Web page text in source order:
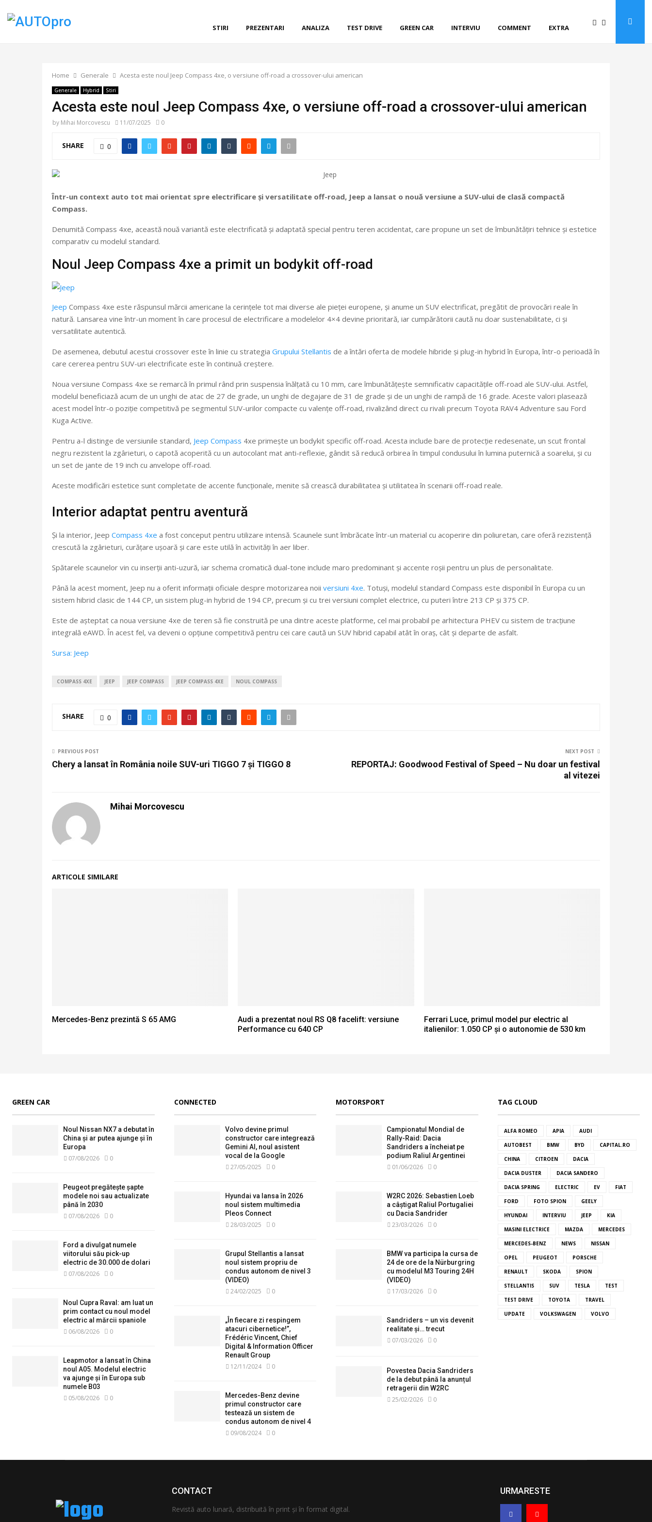
STIRI PREZENTARI ANALIZA TEST DRIVE GREEN CAR INTERVIU COMMENT EXTRA
Home Generale Acesta este noul Jeep Compass 4xe, o versiune off-road a crossover-ului american
Generale Hybrid Stiri
Acesta este noul Jeep Compass 4xe, o versiune off-road a crossover-ului american
by Mihai Morcovescu 11/07/2025 0
SHARE 0
Într-un context auto tot mai orientat spre electrificare și versatilitate off-road, Jeep a lansat o nouă versiune a SUV-ului de clasă compactă
Compass.
Denumită Compass 4xe, această nouă variantă este electrificată și adaptată special pentru teren accidentat, care propune un set de îmbunătățiri tehnice și estetice
comparativ cu modelul standard.
Noul Jeep Compass 4xe a primit un bodykit off-road
Jeep Compass 4xe este răspunsul mărcii americane la cerințele tot mai diverse ale pieței europene, și anume un SUV electrificat, pregătit de provocări reale în
natură. Lansarea vine într-un moment în care procesul de electrificare a modelelor 4×4 devine prioritară, iar cumpărătorii caută nu doar sustenabilitate, ci și
versatilitate autentică.
De asemenea, debutul acestui crossover este în linie cu strategia Grupului Stellantis de a întări oferta de modele hibride și plug-in hybrid în Europa, într-o perioadă în
care cererea pentru SUV-uri electrificate este în continuă creștere.
Noua versiune Compass 4xe se remarcă în primul rând prin suspensia înălțată cu 10 mm, care îmbunătățește semnificativ capacitățile off-road ale SUV-ului. Astfel,
modelul beneficiază acum de un unghi de atac de 27 de grade, un unghi de degajare de 31 de grade și de un unghi de rampă de 16 grade. Aceste valori plasează
acest model într-o poziție competitivă pe segmentul SUV-urilor compacte cu valențe off-road, rivalizând direct cu rivali precum Toyota RAV4 Adventure sau Ford
Kuga Active.
Pentru a-l distinge de versiunile standard, Jeep Compass 4xe primește un bodykit specific off-road. Acesta include bare de protecție redesenate, un scut frontal
negru rezistent la zgârieturi, o capotă acoperită cu un autocolant mat anti-reflexie, gândit să reducă orbirea în timpul condusului în lumina puternică a soarelui, și cu
un set de jante de 19 inch cu anvelope off-road.
Aceste modificări estetice sunt completate de accente funcționale, menite să crească durabilitatea și utilitatea în scenarii off-road reale.
Interior adaptat pentru aventură
Și la interior, Jeep Compass 4xe a fost conceput pentru utilizare intensă. Scaunele sunt îmbrăcate într-un material cu acoperire din poliuretan, care oferă rezistență
crescută la zgârieturi, curățare ușoară și care este utilă în activități în aer liber.
Spătarele scaunelor vin cu inserții anti-uzură, iar schema cromatică dual-tone include maro predominant și accente roșii pentru un plus de personalitate.
Până la acest moment, Jeep nu a oferit informații oficiale despre motorizarea noii versiuni 4xe. Totuși, modelul standard Compass este disponibil în Europa cu un
sistem hibrid clasic de 144 CP, un sistem plug-in hybrid de 194 CP, precum și cu trei versiuni complet electrice, cu puteri între 213 CP și 375 CP.
Este de așteptat ca noua versiune 4xe de teren să fie construită pe una dintre aceste platforme, cel mai probabil pe arhitectura PHEV cu sistem de tracțiune
integrală eAWD. În acest fel, va deveni o opțiune competitivă pentru cei care caută un SUV hibrid capabil atât în oraș, cât și departe de asfalt.
Sursa: Jeep
COMPASS 4XE JEEP JEEP COMPASS JEEP COMPASS 4XE NOUL COMPASS
SHARE 0
PREVIOUS POST
Chery a lansat în România noile SUV-uri TIGGO 7 și TIGGO 8
NEXT POST
REPORTAJ: Goodwood Festival of Speed – Nu doar un festival
al vitezei
Mihai Morcovescu
ARTICOLE SIMILARE
Mercedes-Benz prezintă S 65 AMG
Audi a prezentat noul RS Q8 facelift: versiune
Performance cu 640 CP
Ferrari Luce, primul model pur electric al
italienilor: 1.050 CP și o autonomie de 530 km
GREEN CAR
Noul Nissan NX7 a debutat în
China și ar putea ajunge și în
Europa
07/08/2026 0
Peugeot pregătește șapte
modele noi sau actualizate
până în 2030
07/08/2026 0
Ford a divulgat numele
viitorului său pick-up
electric de 30.000 de dolari
07/08/2026 0
Noul Cupra Raval: am luat un
prim contact cu noul model
electric al mărcii spaniole
06/08/2026 0
Leapmotor a lansat în China
noul A05. Modelul electric
va ajunge și în Europa sub
numele B03
05/08/2026 0
CONNECTED
Volvo devine primul
constructor care integrează
Gemini AI, noul asistent
vocal de la Google
27/05/2025 0
Hyundai va lansa în 2026
noul sistem multimedia
Pleos Connect
28/03/2025 0
Grupul Stellantis a lansat
noul sistem propriu de
condus autonom de nivel 3
(VIDEO)
24/02/2025 0
„În fiecare zi respingem
atacuri cibernetice!”,
Frédéric Vincent, Chief
Digital & Information Officer
Renault Group
12/11/2024 0
Mercedes-Benz devine
primul constructor care
testează un sistem de
condus autonom de nivel 4
09/08/2024 0
MOTORSPORT
Campionatul Mondial de
Rally-Raid: Dacia
Sandriders a încheiat pe
podium Raliul Argentinei
01/06/2026 0
W2RC 2026: Sebastien Loeb
a câștigat Raliul Portugaliei
cu Dacia Sandrider
23/03/2026 0
BMW va participa la cursa de
24 de ore de la Nürburgring
cu modelul M3 Touring 24H
(VIDEO)
17/03/2026 0
Sandriders – un vis devenit
realitate și… trecut
07/03/2026 0
Povestea Dacia Sandriders
de la debut până la anunțul
retragerii din W2RC
25/02/2026 0
TAG CLOUD
ALFA ROMEO APIA AUDI
AUTOBEST BMW BYD CAPITAL.RO
CHINA CITROEN DACIA
DACIA DUSTER DACIA SANDERO
DACIA SPRING ELECTRIC EV FIAT
FORD FOTO SPION GEELY
HYUNDAI INTERVIU JEEP KIA
MASINI ELECTRICE MAZDA MERCEDES
MERCEDES-BENZ NEWS NISSAN
OPEL PEUGEOT PORSCHE
RENAULT SKODA SPION
STELLANTIS SUV TESLA TEST
TEST DRIVE TOYOTA TRAVEL
UPDATE VOLKSWAGEN VOLVO
CONTACT
Revistă auto lunară, distribuită în print și în format digital.
URMARESTE